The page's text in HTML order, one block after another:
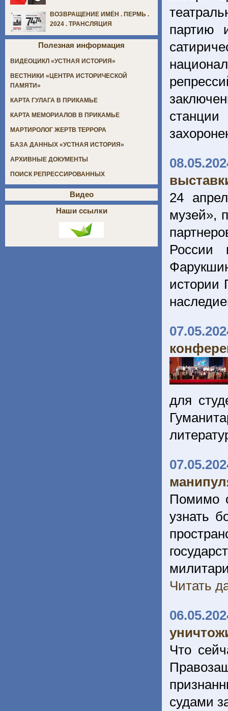
партию
24
музей»,
России
истории
для
Помимо
узнать
Читать
Что
судами
ВОЗВРАЩЕНИЕ ИМЁН . ПЕРМЬ .
2024 . ТРАНСЛЯЦИЯ
Полезная информация
ВИДЕОЦИКЛ «УСТНАЯ ИСТОРИЯ»
ВЕСТНИКИ «ЦЕНТРА ИСТОРИЧЕСКОЙ
ПАМЯТИ»
КАРТА ГУЛАГА В ПРИКАМЬЕ
КАРТА МЕМОРИАЛОВ В ПРИКАМЬЕ
МАРТИРОЛОГ ЖЕРТВ ТЕРРОРА
БАЗА ДАННЫХ «УСТНАЯ ИСТОРИЯ»
АРХИВНЫЕ ДОКУМЕНТЫ
ПОИСК РЕПРЕССИРОВАННЫХ
Видео
Наши ссылки